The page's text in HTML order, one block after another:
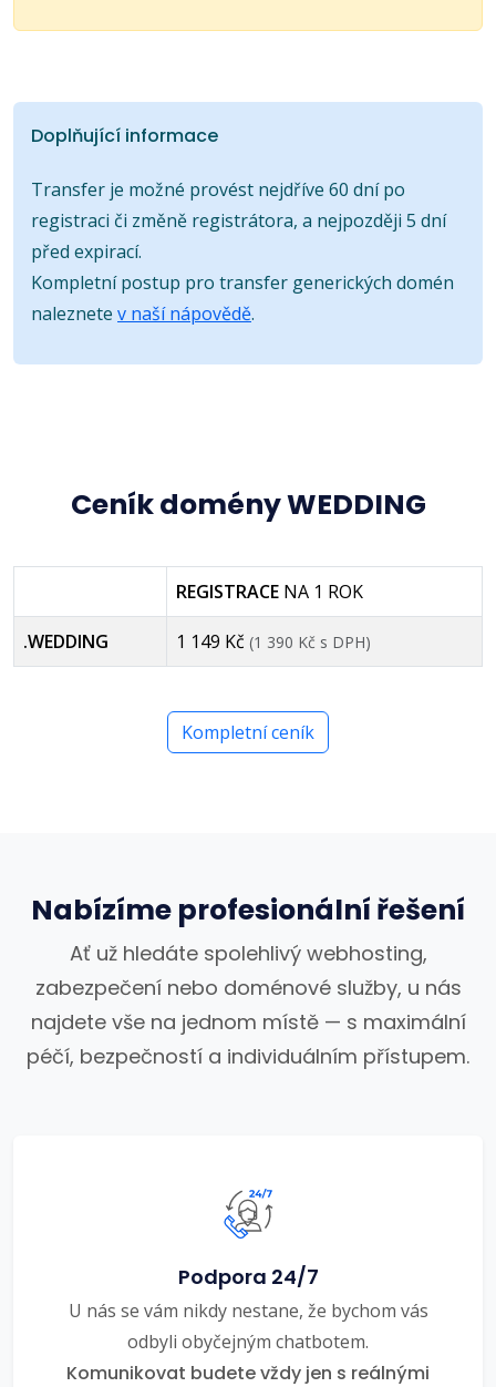
Doplňující informace
Transfer je možné provést nejdříve 60 dní po
registraci či změně registrátora, a nejpozději 5 dní
před expirací.
Kompletní postup pro transfer generických domén
naleznete v naší nápovědě.
Ceník domény WEDDING
REGISTRACE NA 1 ROK
.WEDDING 1 149 Kč (1 390 Kč s DPH)
Kompletní ceník
Nabízíme profesionální řešení
Ať už hledáte spolehlivý webhosting,
zabezpečení nebo doménové služby, u nás
najdete vše na jednom místě — s maximální
péčí, bezpečností a individuálním přístupem.
Podpora 24/7
U nás se vám nikdy nestane, že bychom vás
odbyli obyčejným chatbotem.
Komunikovat budete vždy jen s reálnými